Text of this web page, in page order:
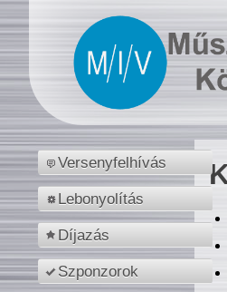
Versenyfelhívás
Lebonyolítás
Díjazás
Szponzorok